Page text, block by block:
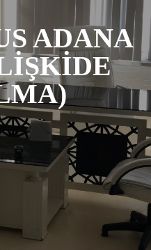
ADANA